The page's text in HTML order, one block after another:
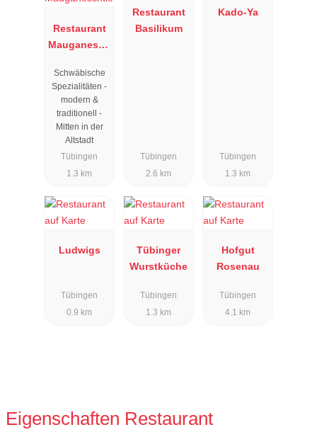
Restaurant
Mauganesch
Schwäbische
Spezialitäten -
modern &
traditionell -
Mitten in der
Altstadt
Tübingen
1.3 km
Restaurant
Basilikum
Tübingen
2.6 km
Kado-Ya
Tübingen
1.3 km
Ludwigs
Tübingen
0.9 km
Tübinger
Wurstküche
Tübingen
1.3 km
Hofgut
Rosenau
Tübingen
4.1 km
Eigenschaften Restaurant